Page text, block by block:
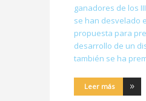
ganadores de los
se han desvelado
propuesta para
desarrollo de un
también se ha
Leer más